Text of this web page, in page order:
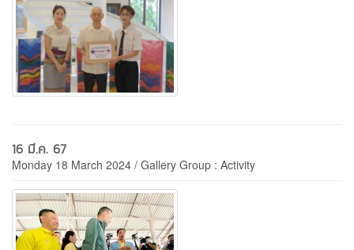
16 มี.ค. 67
Monday 18 March 2024 / Gallery Group : Activity